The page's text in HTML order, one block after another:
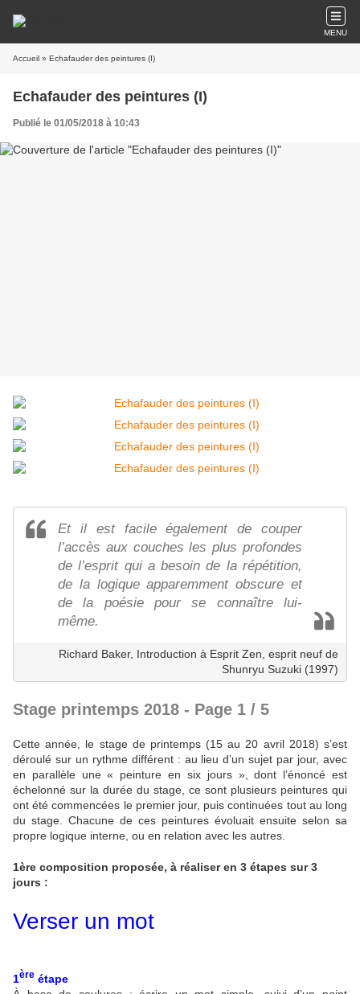
MENU
Accueil » Echafauder des peintures (I)
Echafauder des peintures (I)
Publié le 01/05/2018 à 10:43
Et il est facile également de couper
l’accès aux couches les plus profondes
de l’esprit qui a besoin de la répétition,
de la logique apparemment obscure et
de la poésie pour se connaître lui-
même.
Richard Baker, Introduction à Esprit Zen, esprit neuf de
Shunryu Suzuki (1997)
Stage printemps 2018 - Page 1 / 5
Cette année, le stage de printemps (15 au 20 avril 2018) s’est
déroulé sur un rythme différent : au lieu d’un sujet par jour, avec
en parallèle une « peinture en six jours », dont l’énoncé est
échelonné sur la durée du stage, ce sont plusieurs peintures qui
ont été commencées le premier jour, puis continuées tout au long
du stage. Chacune de ces peintures évoluait ensuite selon sa
propre logique interne, ou en relation avec les autres.
1ère composition proposée, à réaliser en 3 étapes sur 3
jours :
Verser un mot
1ère étape